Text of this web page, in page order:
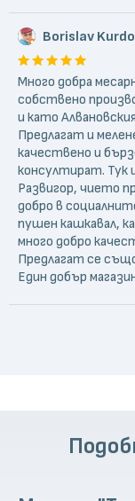
Borislav
Много добра
собствено
и като
Предлагат и
качествено и
консултират. Тук
Развигор, чието
добро в
пушен кашкавал,
много добро
Предлагат се
Един добър